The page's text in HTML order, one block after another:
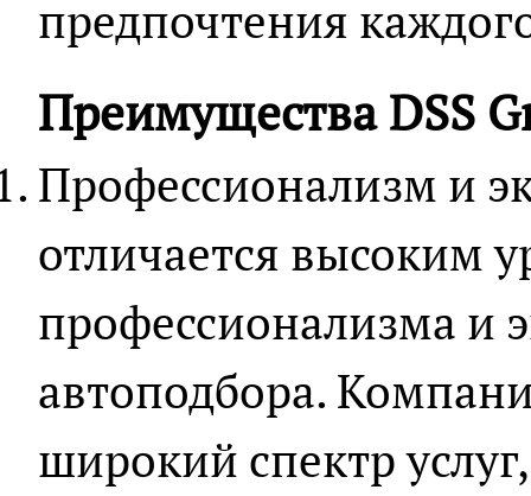
предпочтения
Преимущества DSS
Профессионализм и
отличается высоким
профессионализма и
автоподбора.
широкий спектр